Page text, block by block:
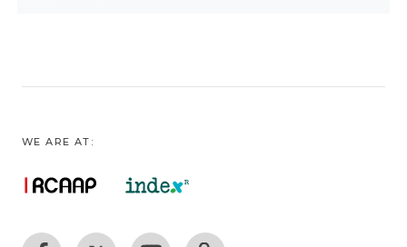
WE ARE AT: